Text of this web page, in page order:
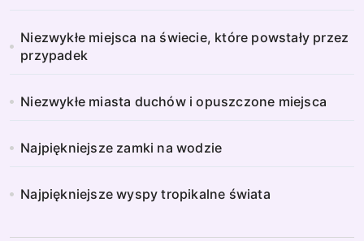
Niezwykłe miejsca na świecie, które powstały przez
przypadek
Niezwykłe miasta duchów i opuszczone miejsca
Najpiękniejsze zamki na wodzie
Najpiękniejsze wyspy tropikalne świata